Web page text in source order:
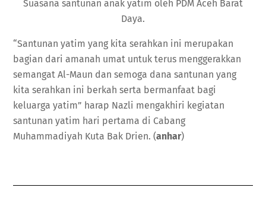
Suasana santunan anak yatim oleh PDM Aceh Barat
Daya.
“Santunan yatim yang kita serahkan ini merupakan
bagian dari amanah umat untuk terus menggerakkan
semangat Al-Maun dan semoga dana santunan yang
kita serahkan ini berkah serta bermanfaat bagi
keluarga yatim” harap Nazli mengakhiri kegiatan
santunan yatim hari pertama di Cabang
Muhammadiyah Kuta Bak Drien. (anhar)